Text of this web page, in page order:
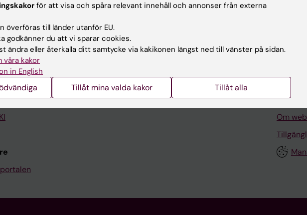
Stöd forskning och utbildning
Karolinska Institutet Innovation
Kontakta presstjänsten
171 77
Tel:
VAT.nr:
Om
för att visa och spåra relevant innehåll och annonser från externa
överföras till länder utanför EU.
godkänner du att vi sparar cookies.
ändra eller återkalla ditt samtycke via kakikonen längst ned till vänster på sidan.
våra kakor
in English
Tillåt mina valda kakor Tillåt alla